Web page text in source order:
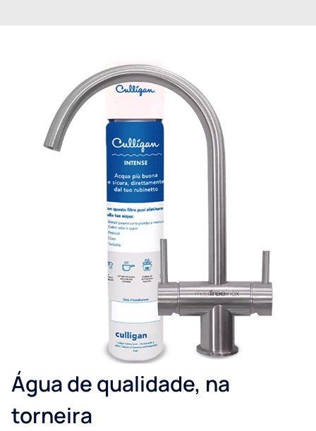
Água de qualidade, na
torneira